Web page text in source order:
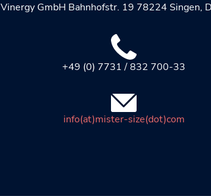
Vinergy GmbH Bahnhofstr. 19 78224 Singen,
+49 (0) 7731 / 832 700-33
info(at)mister-size(dot)com